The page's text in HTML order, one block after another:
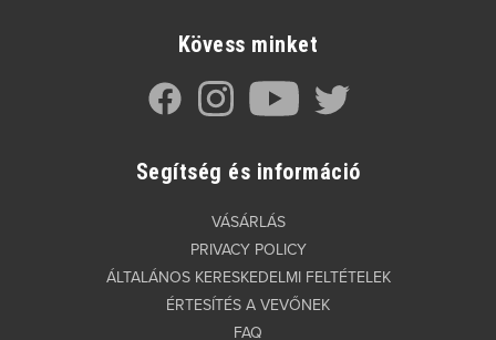
Kövess minket
Segítség és információ
VÁSÁRLÁS
PRIVACY POLICY
ÁLTALÁNOS KERESKEDELMI FELTÉTELEK
ÉRTESÍTÉS A VEVŐNEK
FAQ